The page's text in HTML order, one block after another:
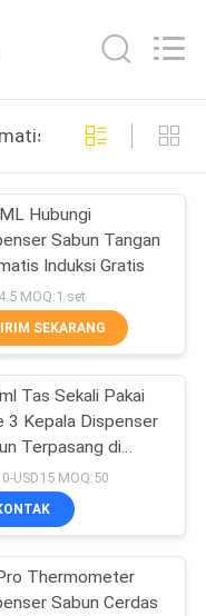
ABS
34
air
26
42
Hubungi
Sabun Tangan
Induksi Gratis
MOQ:1 set
SEKARANG
Tas Sekali Pakai
3 Kepala Dispenser
Terpasang di
Untuk Shampo
USD15 MOQ:50
Thermometer
Sabun Cerdas